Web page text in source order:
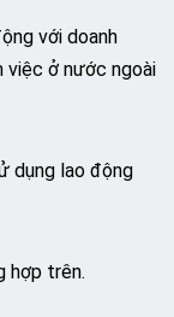
với doanh
việc ở nước ngoài
dụng lao động
hợp trên.